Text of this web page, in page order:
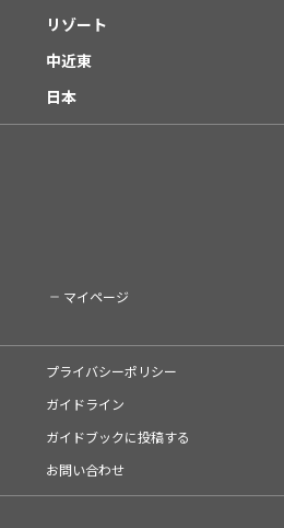
リゾート
中近東
日本
マイページ
プライバシーポリシー
ガイドライン
ガイドブックに投稿する
お問い合わせ